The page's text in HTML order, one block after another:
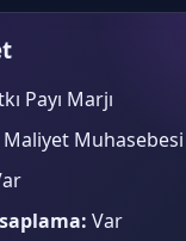
Payı Marjı
Maliyet Muhasebesi
Var